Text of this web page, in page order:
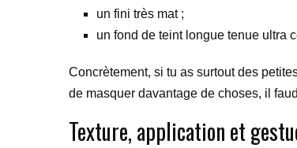
un fini très mat ;
un fond de teint longue tenue ultra
Concrètement, si tu as surtout des
de masquer davantage de choses, il
Texture, application et